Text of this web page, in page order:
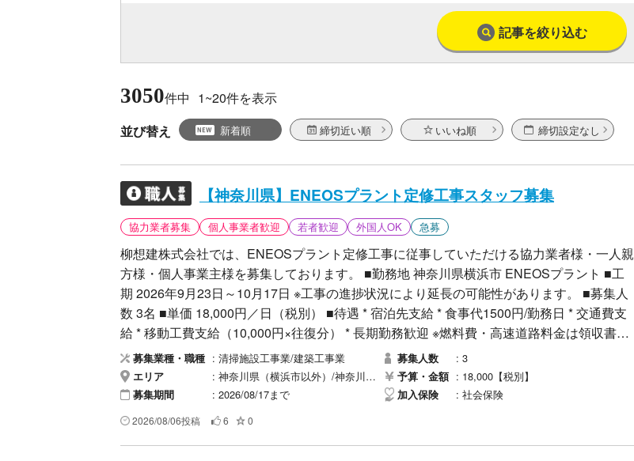
記事を絞り込む
3050件中 1~20件を表示
並び替え
新着順 締切近い順 いいね順 締切設定なし
【神奈川県】ENEOSプラント定修工事スタッフ募集
協力業者募集 個人事業者歓迎 若者歓迎 外国人OK 急募
柳想建株式会社では、ENEOSプラント定修工事に従事していただける協力業者様・一人親
方様・個人事業主様を募集しております。 ■勤務地 神奈川県横浜市 ENEOSプラント ■工
期 2026年9月23日～10月17日 ※工事の進捗状況により延長の可能性があります。 ■募集人
数 3名 ■単価 18,000円／日（税別） ■待遇 * 宿泊先支給 * 食事代1500円/勤務日 * 交通費支
給 * 移動工費支給（10,000円×往復分） * 長期勤務歓迎 ※燃料費・高速道路料金は領収書の
提出が必須です。 ■作業内容 ENEOSプラント内での定期修繕工事に伴う現場作業です。
【主な作業内容】 * 機器・配管設備のメンテナンス補助 * ボルト脱着・清掃作業 * 資材運搬
* 養生・片付け * 手元作業 * その他、現場監督の指示による軽作業 ※経験・資格に応じて作
業内容を決定します。 ■応募条件 * 建設現場経験者歓迎 * 手元作業経験者歓迎 * 一人親方歓
迎 * 協力会社様歓迎 * 真面目に勤務できる方 * 報告・連絡・相談をしっかり行える方 * 安全
ルールを守れる方 ■歓迎資格 * フルハーネス特別教育 * 足場特別教育 * 職長・安全衛生責任
募集業種・職種 清掃施設工事業/建築工事業
エリア 神奈川県（横浜市以外）/神奈川県（横浜市）
募集期間 2026/08/17まで
募集人数 3
予算・金額 18,000【税別】
加入保険 社会保険
2026/08/06投稿 6 0